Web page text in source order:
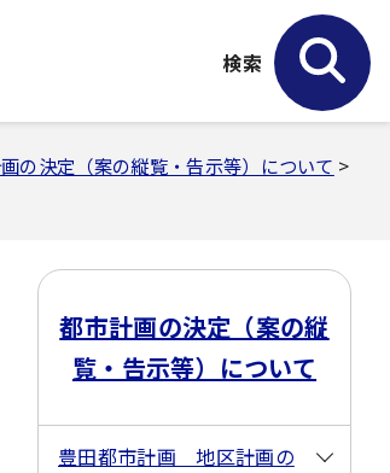
検索
の決定（案の縦覧・告示等）について >
都市計画の決定（案の縦
覧・告示等）について
豊田都市計画 地区計画の